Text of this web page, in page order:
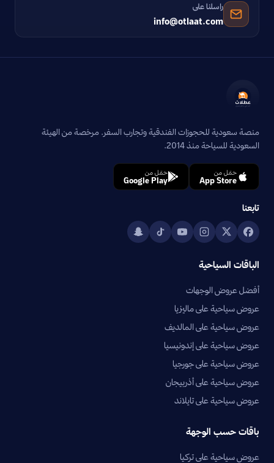
راسلنا على
info@otlaat.com
منصة سعودية للحجوزات الفندقية وتجارب السفر. مرخصة من الهيئة
السعودية للسياحة منذ 2014.
حمّل من
App Store
حمّل من
Google Play
تابعنا
الباقات السياحية
أفضل عروض الوجهات
عروض سياحية على ماليزيا
عروض سياحية على المالديف
عروض سياحية على إندونيسيا
عروض سياحية على جورجيا
عروض سياحية على أذربيجان
عروض سياحية على تايلاند
باقات حسب الوجهة
عروض سياحية على تركيا